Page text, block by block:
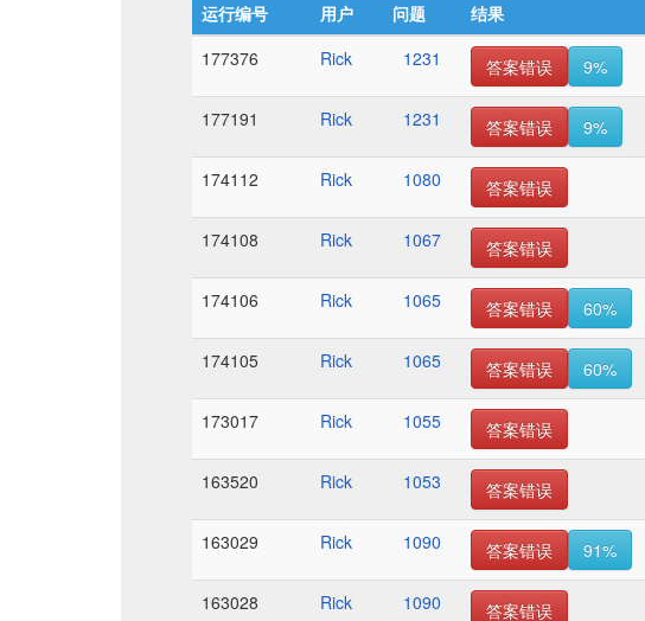
运行编号
用户 问题 结果
177376
Rick 1231 答案错误 9%
177191 Rick 1231 答案错误 9%
174112 Rick 1080 答案错误
174108 Rick 1067 答案错误
174106 Rick 1065 答案错误 60%
174105 Rick 1065 答案错误 60%
173017 Rick 1055 答案错误
163520 Rick 1053 答案错误
163029 Rick 1090 答案错误 91%
163028 Rick 1090 答案错误